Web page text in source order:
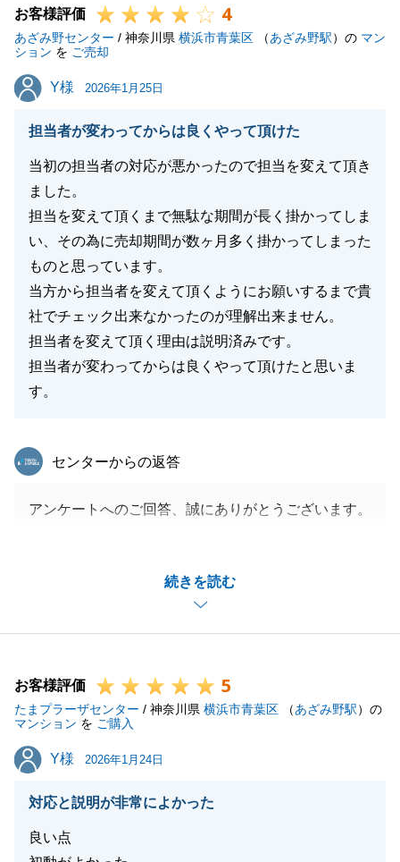
閉じる
閉じる
お客様評価 4
あざみ野センター / 神奈川県 横浜市青葉区 （あざみ野駅）の マン
ション を ご売却
Y様
Y様 2026年1月25日
担当者が変わってからは良くやって頂けた
当初の担当者の対応が悪かったので担当を変えて頂き
ました。
担当を変えて頂くまで無駄な期間が長く掛かってしま
い、その為に売却期間が数ヶ月多く掛かってしまった
ものと思っています。
当方から担当者を変えて頂くようにお願いするまで貴
社でチェック出来なかったのが理解出来ません。
担当者を変えて頂く理由は説明済みです。
担当者が変わってからは良くやって頂けたと思いま
す。
続きを読む
東急リバブル
センターからの返答
アンケートへのご回答、誠にありがとうございます。
ご契約からご決済までの間、様々なお手続きにご協力
をいただき、心より感謝申し上げます。
当初の担当者から販売途中で変更になり、大変ご不便
交代後の対応について「良くやってくれた」とのお言
葉をいただけたことは、大変励みになります。
いただいた貴重なご意見を糧に、今後もお客様一人ひ
とりに寄り添った誠実な対応に努めてまいります。
お客様評価 5
たまプラーザセンター / 神奈川県 横浜市青葉区 （あざみ野駅）の
マンション を ご購入
Y様
Y様 2026年1月24日
対応と説明が非常によかった
良い点